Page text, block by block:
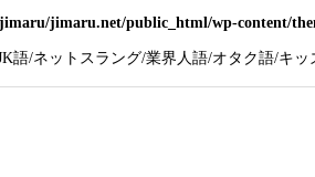
jimaru.net/public_html/wp-content/
語/ネットスラング/業界人語/オタク語/キッ